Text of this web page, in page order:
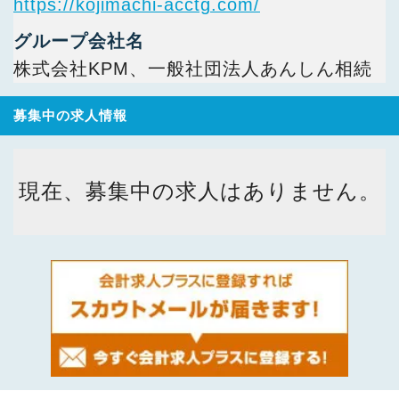
https://kojimachi-acctg.com/
グループ会社名
株式会社KPM、一般社団法人あんしん相続
募集中の求人情報
現在、募集中の求人はありません。